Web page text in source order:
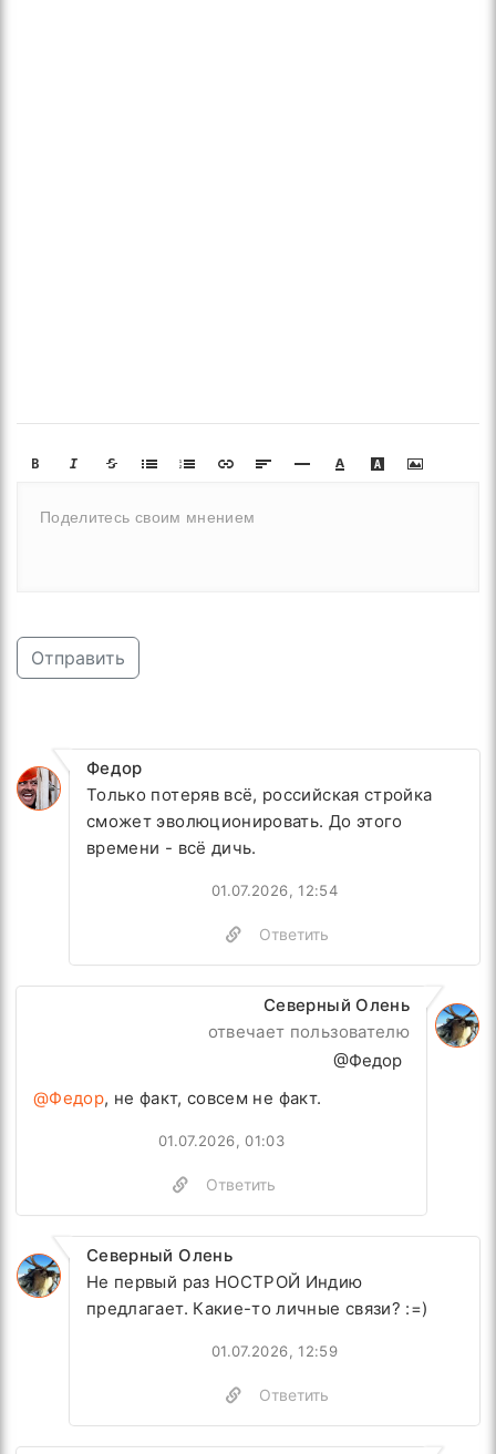
Отправить
Федор
Только потеряв всё, российская стройка
сможет эволюционировать. До этого
времени - всё дичь.
01.07.2026, 12:54
Ответить
Северный Олень
отвечает пользователю
@Федор
@Федор, не факт, совсем не факт.
Ответить
01.07.2026, 01:03
Северный Олень
Не первый раз НОСТРОЙ Индию
предлагает. Какие-то личные связи? :=)
01.07.2026, 12:59
Ответить